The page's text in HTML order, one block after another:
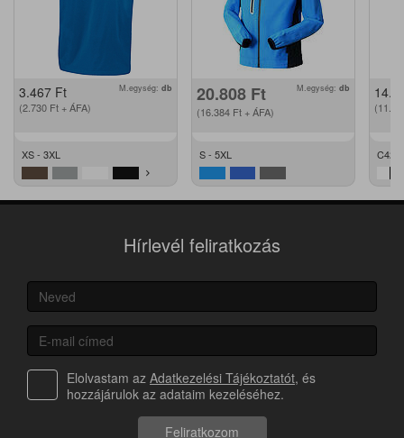
3.467 Ft
(2.730 Ft + ÁFA)
M.egység: db
XS - 3XL
20.808 Ft
(16.384 Ft + ÁFA)
M.egység: db
S - 5XL C42 -
Hírlevél feliratkozás
Elolvastam az Adatkezelési Tájékoztatót, és
hozzájárulok az adataim kezeléséhez.
Feliratkozom